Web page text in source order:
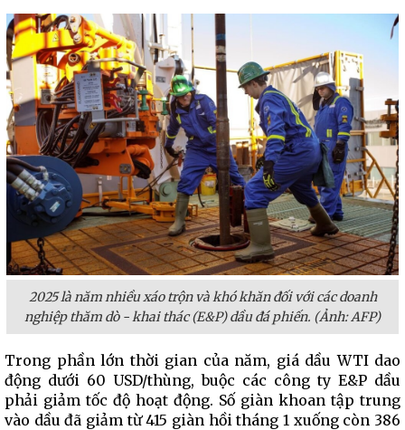
2025 là năm nhiều xáo trộn và khó khăn đối với các doanh
nghiệp thăm dò - khai thác (E&P) dầu đá phiến. (Ảnh: AFP)
Trong phần lớn thời gian của năm, giá dầu WTI dao
động dưới 60 USD/thùng, buộc các công ty E&P dầu
phải giảm tốc độ hoạt động. Số giàn khoan tập trung
vào dầu đã giảm từ 415 giàn hồi tháng 1 xuống còn 386